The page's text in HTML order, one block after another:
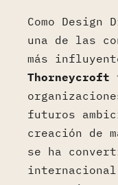
Como Design
una de las
más
Thorneycroft
futuros
creación de
se ha
internacional